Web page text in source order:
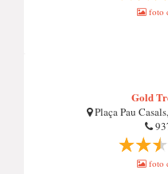
foto
Gold
Plaça Pau
foto